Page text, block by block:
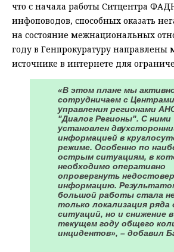
что с начала работы Ситцентра
инфоповодов, способных оказать
на состояние межнациональных
году в Генпрокуратуру направлены
источнике в интернете для
«В этом плане мы
сотрудничаем с Центрами
управления регионами
"Диалог Регионы". С ними
установлен
информацией в
режиме. Особенно по
острым ситуациям, в
необходимо оперативно
опровергнуть
информацию.
большой работы стала
только локализация
ситуаций, но и снижение в
текущем году общего
инцидентов», – добавил